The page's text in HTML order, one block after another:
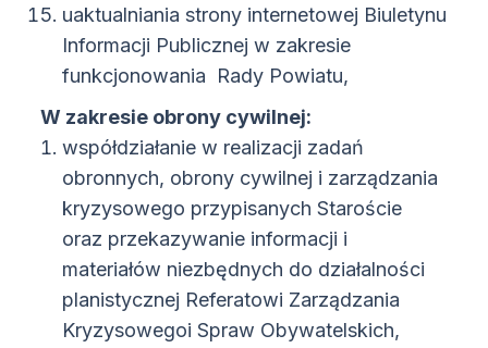
uaktualniania strony internetowej Biuletynu
Informacji Publicznej w zakresie
funkcjonowania Rady Powiatu,
W zakresie obrony cywilnej:
współdziałanie w realizacji zadań
obronnych, obrony cywilnej i zarządzania
kryzysowego przypisanych Staroście
oraz przekazywanie informacji i
materiałów niezbędnych do działalności
planistycznej Referatowi Zarządzania
Kryzysowegoi Spraw Obywatelskich,